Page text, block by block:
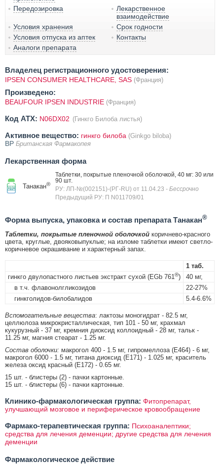
Передозировка
Лекарственное
взаимодействие
Условия хранения
Срок годности
Условия отпуска из аптек
Контакты
Аналоги препарата
Владелец регистрационного удостоверения:
IPSEN CONSUMER HEALTHCARE, SAS (Франция)
Произведено:
BEAUFOUR IPSEN INDUSTRIE (Франция)
Код ATX: N06DX02 (Гинкго Билоба листья)
Активное вещество: гинкго билоба (Ginkgo biloba)
BP Британская Фармакопея
Лекарственная форма
Танакан®
Таблетки, покрытые пленочной оболочкой, 40 мг: 30 или
90 шт.
РУ: ЛП-№(002151)-(РГ-RU) от 11.04.23 - Бессрочно
Предыдущий РУ: П N011709/01
Форма выпуска, упаковка и состав препарата Танакан®
Таблетки, покрытые пленочной оболочкой коричнево-красного
цвета, круглые, двояковыпуклые; на изломе таблетки имеют светло-
коричневое окрашивание и характерный запах.
1 таб.
гинкго двулопастного листьев экстракт сухой (EGb 761®)
40 мг,
в т.ч. флавонолгликозидов
22-27%
гинкголидов-билобалидов
5.4-6.6%
Вспомогательные вещества: лактозы моногидрат - 82.5 мг,
целлюлоза микрокристаллическая, тип 101 - 50 мг, крахмал
кукурузный - 37 мг, кремния диоксид коллоидный - 28 мг, тальк -
11.25 мг, магния стеарат - 1.25 мг.
Состав оболочки: макрогол 400 - 1.5 мг, гипромеллоза (E464) - 6 мг,
макрогол 6000 - 1.5 мг, титана диоксид (E171) - 1.025 мг, краситель
железа оксид красный (E172) - 0.65 мг.
15 шт. - блистеры (2) - пачки картонные.
15 шт. - блистеры (6) - пачки картонные.
Клинико-фармакологическая группа: Фитопрепарат,
улучшающий мозговое и периферическое кровообращение
Фармако-терапевтическая группа: Психоаналептики;
средства для лечения деменции; другие средства для лечения
деменции
Фармакологическое действие